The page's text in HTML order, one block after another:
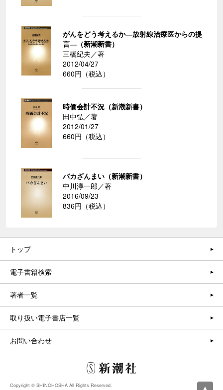
がんをどう考えるか―放射線治療医からの提
言―（新潮新書）
三橋紀夫／著
2012/04/27
660円（税込）
時価会計不況（新潮新書）
田中弘／著
2012/01/27
660円（税込）
バカざんまい（新潮新書）
中川淳一郎／著
2016/09/23
836円（税込）
トップ
電子書籍検索
著者一覧
取り扱い電子書店一覧
お問い合わせ
Copyright © SHINCHOSHA All Rights Reserved.